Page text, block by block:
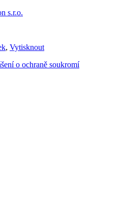
s.r.o.
, Vytisknout
o ochraně soukromí